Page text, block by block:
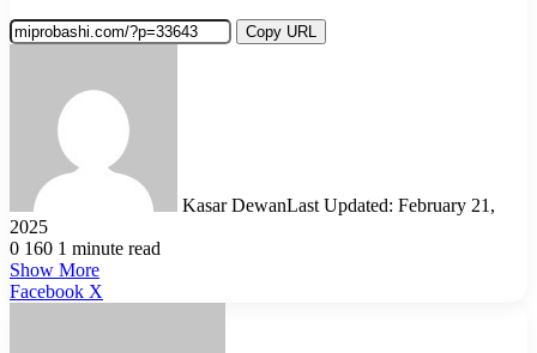
Copy URL
Kasar DewanLast Updated: February 21,
2025
0 160 1 minute read
Show More
Facebook X